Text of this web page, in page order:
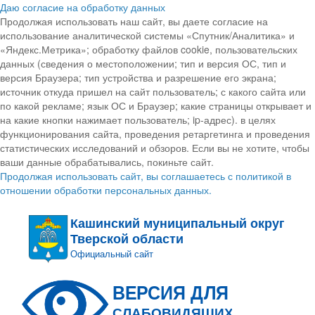
Даю согласие на обработку данных
Продолжая использовать наш сайт, вы даете согласие на
использование аналитической системы «Спутник/Аналитика» и
«Яндекс.Метрика»; обработку файлов cookie, пользовательских
данных (сведения о местоположении; тип и версия ОС, тип и
версия Браузера; тип устройства и разрешение его экрана;
источник откуда пришел на сайт пользователь; с какого сайта или
по какой рекламе; язык ОС и Браузер; какие страницы открывает и
на какие кнопки нажимает пользователь; ip-адрес). в целях
функционирования сайта, проведения ретаргетинга и проведения
статистических исследований и обзоров. Если вы не хотите, чтобы
ваши данные обрабатывались, покиньте сайт.
Продолжая использовать сайт, вы соглашаетесь с политикой в
отношении обработки персональных данных.